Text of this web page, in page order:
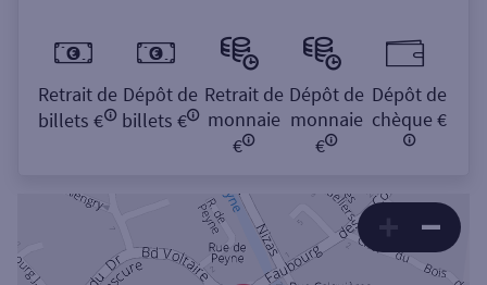
Retrait de
billets €
Dépôt de
billets €
Retrait de
monnaie
€
Dépôt de
monnaie
€
Dépôt de
chèque €